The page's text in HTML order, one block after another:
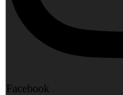
Facebook